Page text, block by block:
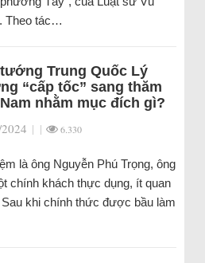
Theo tác…
Trung Quốc Lý
“cấp tốc” sang thăm
nhằm mục đích gì?
| | 6.330
là ông Nguyễn Phú Trọng, ông
chính khách thực dụng, ít quan
khi chính thức được bầu làm